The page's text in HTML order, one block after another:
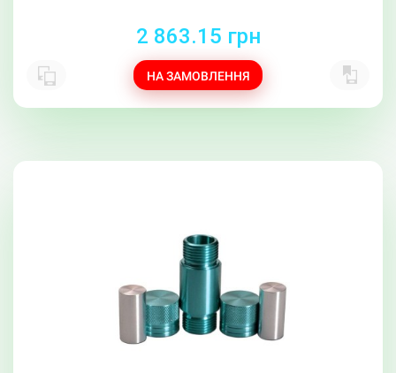
2 863.15 грн
НА ЗАМОВЛЕННЯ